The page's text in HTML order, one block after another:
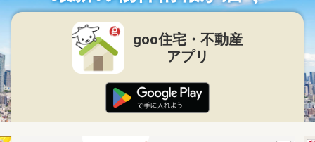
goo住宅・不動産
アプリ